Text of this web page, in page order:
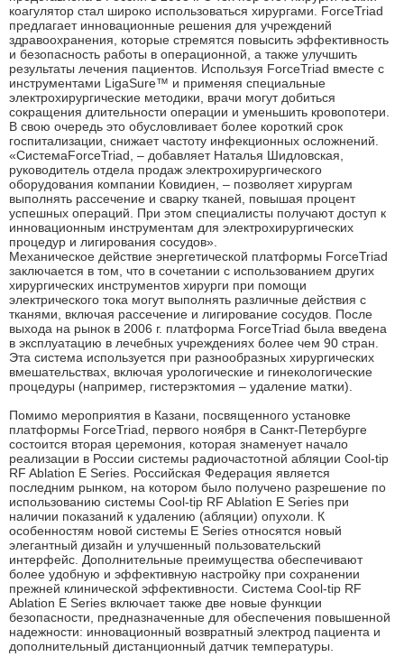
коагулятор стал широко использоваться хирургами. ForceTriad
предлагает инновационные решения для учреждений
здравоохранения, которые стремятся повысить эффективность
и безопасность работы в операционной, а также улучшить
результаты лечения пациентов. Используя ForceTriad вместе с
инструментами LigaSure™ и применяя специальные
электрохирургические методики, врачи могут добиться
сокращения длительности операции и уменьшить кровопотери.
В свою очередь это обусловливает более короткий срок
госпитализации, снижает частоту инфекционных осложнений.
«СистемаForceTriad, – добавляет Наталья Шидловская,
руководитель отдела продаж электрохирургического
оборудования компании Ковидиен, – позволяет хирургам
выполнять рассечение и сварку тканей, повышая процент
успешных операций. При этом специалисты получают доступ к
инновационным инструментам для электрохирургических
процедур и лигирования сосудов».
Механическое действие энергетической платформы ForceTriad
заключается в том, что в сочетании с использованием других
хирургических инструментов хирурги при помощи
электрического тока могут выполнять различные действия с
тканями, включая рассечение и лигирование сосудов. После
выхода на рынок в 2006 г. платформа ForceTriad была введена
в эксплуатацию в лечебных учреждениях более чем 90 стран.
Эта система используется при разнообразных хирургических
вмешательствах, включая урологические и гинекологические
процедуры (например, гистерэктомия – удаление матки).
Помимо мероприятия в Казани, посвященного установке
платформы ForceTriad, первого ноября в Санкт-Петербурге
состоится вторая церемония, которая знаменует начало
реализации в России системы радиочастотной абляции Cool-tip
RF Ablation E Series . Российская Федерация является
последним рынком, на котором было получено разрешение по
использованию системы Cool-tip RF Ablation E Series при
наличии показаний к удалению (абляции) опухоли. К
особенностям новой системы E Series относятся новый
элегантный дизайн и улучшенный пользовательский
интерфейс. Дополнительные преимущества обеспечивают
более удобную и эффективную настройку при сохранении
прежней клинической эффективности. Система Cool-tip RF
Ablation E Series включает также две новые функции
безопасности, предназначенные для обеспечения повышенной
надежности: инновационный возвратный электрод пациента и
дополнительный дистанционный датчик температуры.